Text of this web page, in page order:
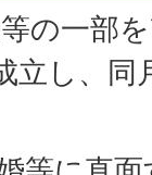
の一部
立し、同